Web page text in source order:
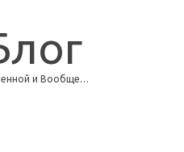
и Вообще…